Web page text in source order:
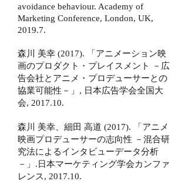
avoidance behaviour. Academy of
Marketing Conference, London, UK,
2019.7.
森川 美幸 (2017). 「アニメーション映
画のプロダクト・プレイスメント －広
告会社とアニメ・プロデューサーとの
協業可能性－」, 日本広告学会全国大
会, 2017.10.
森川 美幸、細田 高道 (2017). 「アニメ
映画プロデューサーの志向性 －混合研
究法によるインタビューデータ分析
－」. 日本マーケティング学会カンファ
レンス, 2017.10.